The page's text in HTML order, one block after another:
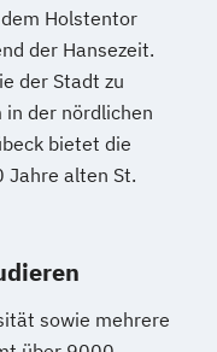
Holstentor
der Hansezeit.
der Stadt zu
in der nördlichen
bietet die
alten St.
sowie mehrere